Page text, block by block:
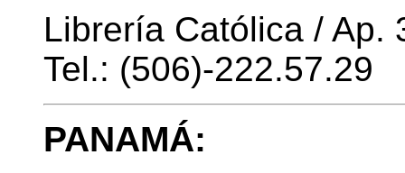
Librería Católica / Ap.
Tel.: (506)-222.57.29
PANAMÁ: